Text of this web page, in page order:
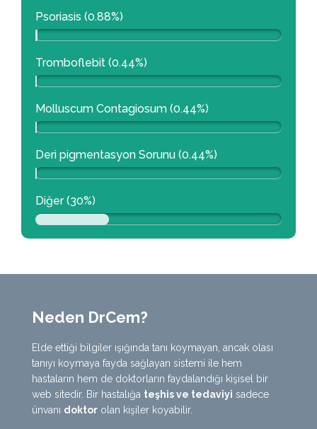
Psoriasis (0.88%)
Tromboflebit (0.44%)
Molluscum Contagiosum (0.44%)
Deri pigmentasyon Sorunu (0.44%)
Diğer (30%)
Neden DrCem?
Elde ettiği bilgiler ışığında tanı koymayan, ancak olası
tanıyı koymaya fayda sağlayan sistemi ile hem
hastaların hem de doktorların faydalandığı kişisel bir
web sitedir. Bir hastalığa teşhis ve tedaviyi sadece
ünvanı doktor olan kişiler koyabilir.